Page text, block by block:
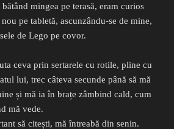
mingea pe terasă, eram curios
pe tabletă, ascunzându-se de mine,
de Lego pe covor.
ceva prin sertarele cu rotile, pline cu
lui, trec câteva secunde până să mă
și mă ia în brațe zâmbind cald, cum
mă vede.
să citești, mă întreabă din senin.